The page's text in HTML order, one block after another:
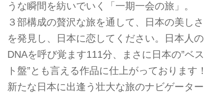
うな瞬間を紡いでいく「一期一会の旅」。
３部構成の贅沢な旅を通して、日本の美しさ
を発見し、日本に恋してください。日本人の
DNAを呼び覚ます111分、まさに日本の”ベス
ト盤”とも言える作品に仕上がっております！
新たな日本に出逢う壮大な旅のナビゲーター